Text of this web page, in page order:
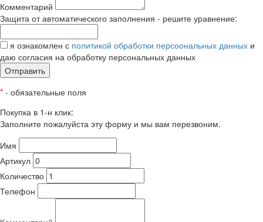
Комментарий
Защита от автоматического заполнения - решите уравнение:
я ознакомлен с политикой обработки персоональных данных и
даю согласия на обработку персональных данных
Отправить
* - обязательные поля
Покупка в 1-н клик:
Заполните пожалуйста эту форму и мы вам перезвоним.
Имя
Артикул
Количество
Телефон